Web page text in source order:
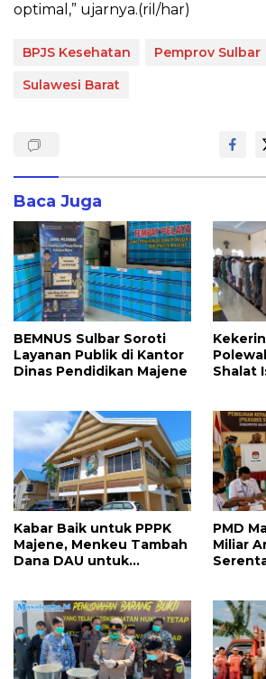
optimal,” ujarnya.(ril/har)
BPJS Kesehatan Pemprov Sulbar
Sulawesi Barat
Baca Juga
BEMNUS Sulbar Soroti
Layanan Publik di Kantor
Dinas Pendidikan Majene
Shalat
Kabar Baik untuk PPPK
Majene, Menkeu Tambah
Dana DAU untuk
PMD
Miliar